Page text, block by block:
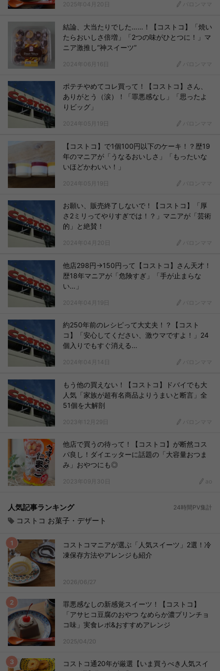
2025年04月20日 バロンママ
結論、大当たりでした……！【コストコ】「焼い
たらおいしさ倍増」「2つの味がひとつに！」マ
ニア激推し”神スイーツ”
2024年06月16日 バロンママ
ポテチやめてコレ買って！【コストコ】さん、
ありがとう（涙）！「罪悪感なし」「思ったよ
りビッグ」
2024年05月19日 バロンママ
【コストコ】で1個100円以下のケーキ！？歴19
年のマニアが「うなるおいしさ」「もったいな
いほどかわいい！」
2024年05月19日 バロンママ
お願い、販売終了しないで！【コストコ】「厚
さ2ミリってやりすぎでは！？」マニアが「芸術
的」と絶賛！
2024年04月20日 バロンママ
他店298円→150円って【コストコ】さん天才！
歴18年マニアが「危険すぎ」「手が止まらな
い…」
2024年04月19日 バロンママ
約250年前のレシピって大丈夫！？【コスト
コ】「安心してください、激ウマですよ！」24
個入りでもすぐ消える…
2024年04月14日 バロンママ
もう他の買えない！【コストコ】ドバイでも大
人気「家族が超有名商品よりうまいと断言」全
51個を大解剖
2023年12月29日 バロンママ
他店で買うの待って！【コストコ】が断然コス
パ良し！ダイエッターに話題の「大容量おつま
み」おやつにも◎
2023年09月30日 ao
人気記事ランキング 24時間PV集計
コストコ お菓子・デザート
コストコマニアが選ぶ「人気スイーツ」2選！冷
凍保存方法やアレンジも紹介
2026/06/27
罪悪感なしの新感覚スイーツ！【コストコ】
「アサヒコ豆腐のおやつ なめらか濃プリンチョ
コ味」実食レポ&おすすめアレンジ
2025/04/20
コストコ通20年が厳選【いま買うべき人気スイ